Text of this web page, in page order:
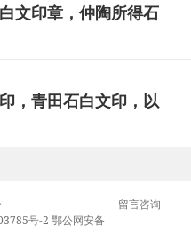
文印章，仲陶所得石
，青田石白文印，以
留言咨询
号-2 鄂公网安备